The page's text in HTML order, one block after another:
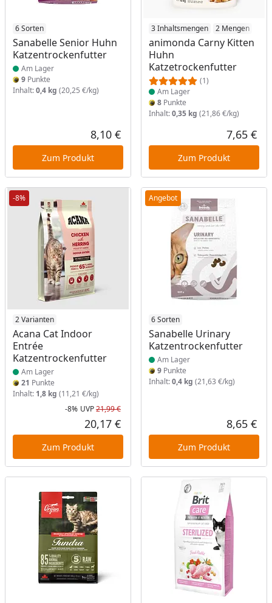
6 Sorten
Sanabelle Senior Huhn
Katzentrockenfutter
Produkt am Lager
Am Lager
9 Punkte
Inhalt:0,4 kg (20,25 €/kg)
Aktueller Preis
8,10 €
Zum Produkt
3 Inhaltsmengen 2 Mengen
animonda Carny Kitten
Huhn
Katzetrockenfutter
(1)
Produkt am Lager
Am Lager
8Punkte
Inhalt:0,35 kg (21,86 €/kg)
7,65 €
Zum Produkt
-8%
2 Varianten
Acana Cat Indoor
Entrée
Katzentrockenfutter
Produkt am Lager
Am Lager
21 Punkte
Inhalt: 1,8 kg (11,21 €/kg)
Rabatt in Prozent
-8%
Ursprünglicher Preis
UVP21,99 €
Aktueller Preis
20,17 €
Zum Produkt
Angebot
6 Sorten
Sanabelle Urinary
Katzentrockenfutter
Produkt am Lager
Am Lager
9Punkte
Inhalt:0,4 kg (21,63 €/kg)
8,65 €
Zum Produkt